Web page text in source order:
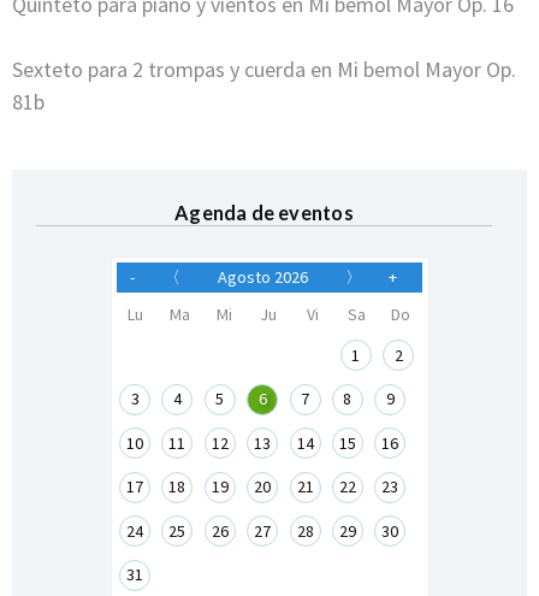
Sexteto para 2 trompas y cuerda en Mi bemol Mayor Op.
81b
Agenda de eventos
- 〈 Agosto 2026 〉
+
Lu
Ma Mi Ju Vi Sa
Do
1
2
3 4 5 6 7 8 9
10 11 12 13 14 15 16
17 18 19 20 21 22 23
24 25 26 27 28 29 30
31